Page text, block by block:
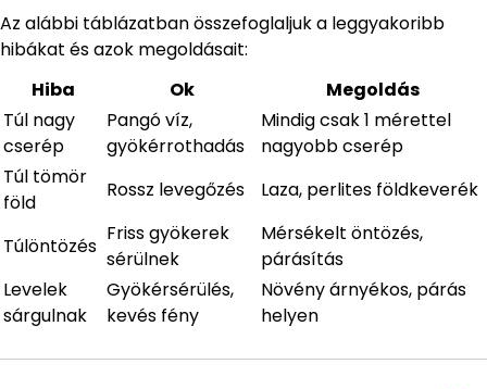
Az alábbi táblázatban összefoglaljuk a leggyakoribb
hibákat és azok megoldásait:
Hiba
Ok
Megoldás
Túl nagy
cserép
Pangó víz,
gyökérrothadás
Mindig csak 1 mérettel
nagyobb cserép
Túl tömör
föld
Rossz levegőzés Laza, perlites földkeverék
Túlöntözés
Friss gyökerek
sérülnek
Mérsékelt öntözés,
párásítás
Levelek
sárgulnak
Gyökérsérülés,
kevés fény
Növény árnyékos, párás
helyen